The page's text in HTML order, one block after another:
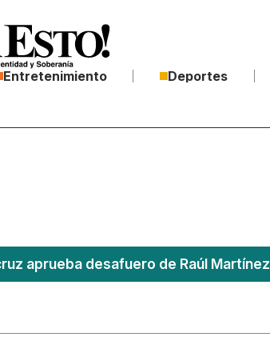
Entretenimiento Deportes
aprueba desafuero de Raúl Martínez